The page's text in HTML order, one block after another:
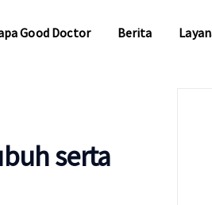
Good Doctor Berita
serta